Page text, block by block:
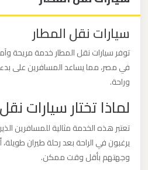
سيارات نقل المطار
توفر سيارات نقل المطار خدمة مريحة
في مصر، مما يساعد المسافرين على بدء
وراحة.
لماذا تختار سيارات
تعتبر هذه الخدمة مثالية للمسافرين
يرغبون في الراحة بعد رحلة طيران
وجهتهم بأقل وقت ممكن.
الاسكندرية
مطار
القاهرة
ليموزين
ليموزين
نويبع